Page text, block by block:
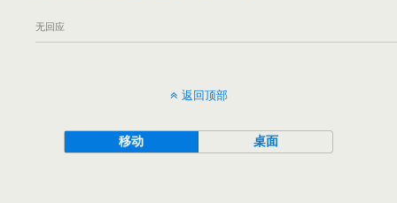
无回应
返回顶部
移动 桌面